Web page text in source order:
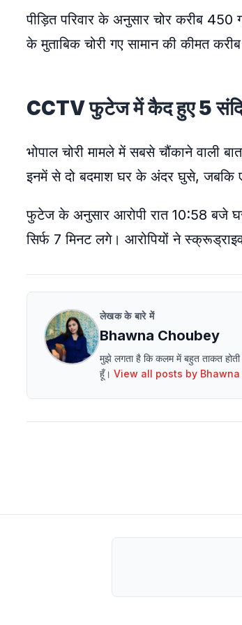
पीड़ित परिवार के अनुसार चोर करीब
के मुताबिक चोरी गए सामान की कीमत
CCTV फुटेज में कैद हुए 5
भोपाल चोरी मामले में सबसे चौंकाने वाली
इनमें से दो बदमाश घर के अंदर घुसे, जबकि
फुटेज के अनुसार आरोपी रात 10:58 बजे
सिर्फ 7 मिनट लगे। आरोपियों ने
लेखक के बारे में
Bhawna Choubey
मुझे लगता है कि कलम में बहुत ताकत
हूँ। View all posts by